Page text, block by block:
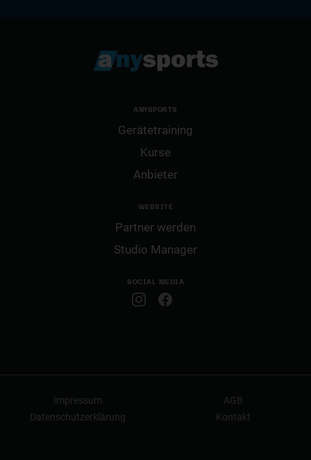
ANYSPORTS
Gerätetraining
Kurse
Anbieter
WEBSITE
Partner werden
Studio Manager
SOCIAL MEDIA
Impressum
AGB
Datenschutzerklärung
Kontakt